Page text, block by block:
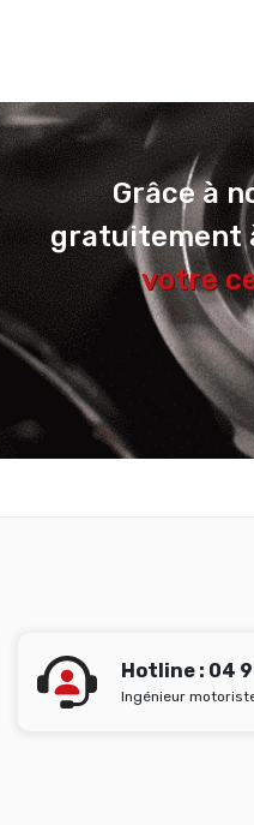
Grâce à
gratuitement
votre
Hotline : 04
Ingénieur